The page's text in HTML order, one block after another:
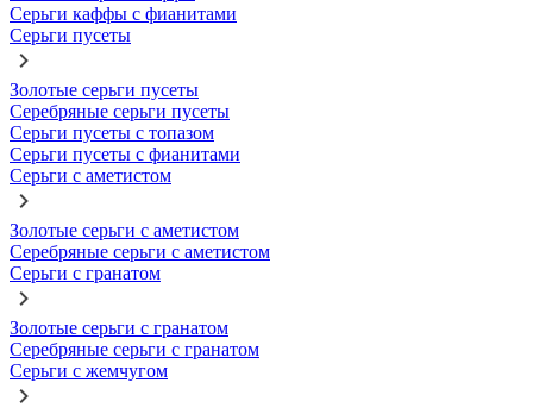
Серьги каффы с фианитами
Серьги пусеты
Золотые серьги пусеты
Серебряные серьги пусеты
Серьги пусеты с топазом
Серьги пусеты с фианитами
Серьги с аметистом
Золотые серьги с аметистом
Серебряные серьги с аметистом
Серьги с гранатом
Золотые серьги с гранатом
Серебряные серьги с гранатом
Серьги с жемчугом